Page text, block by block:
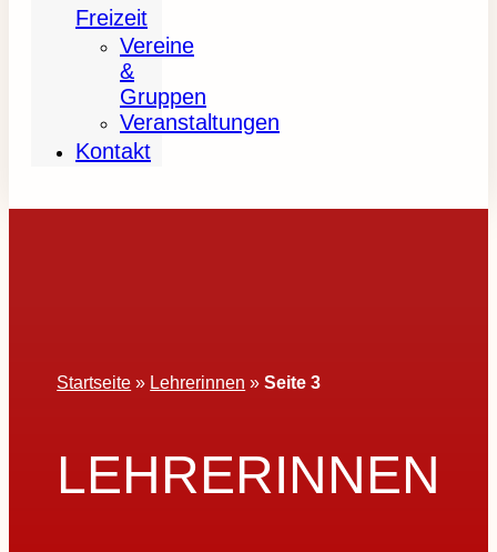
Freizeit
Vereine
&
Gruppen
Veranstaltungen
Kontakt
Startseite » Lehrerinnen »Seite 3
LEHRERINNEN